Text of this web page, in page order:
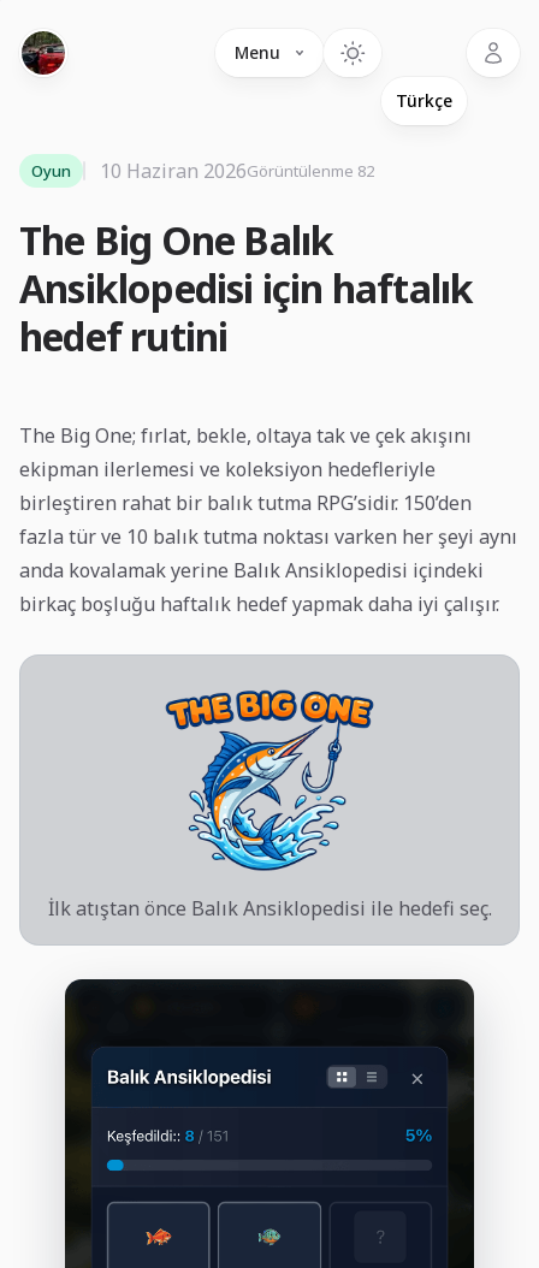
Menu
The Big One Balık
Ansiklopedisi için haftalık
hedef rutini
Oyun 10 Haziran 2026Görüntülenme 82
The Big One; fırlat, bekle, oltaya tak ve çek akışını
ekipman ilerlemesi ve koleksiyon hedefleriyle
birleştiren rahat bir balık tutma RPG’sidir. 150’den
fazla tür ve 10 balık tutma noktası varken her şeyi aynı
anda kovalamak yerine Balık Ansiklopedisi içindeki
birkaç boşluğu haftalık hedef yapmak daha iyi çalışır.
İlk atıştan önce Balık Ansiklopedisi ile hedefi seç.